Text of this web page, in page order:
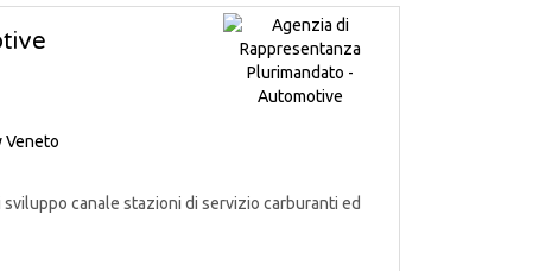
Veneto
canale stazioni di servizio carburanti ed